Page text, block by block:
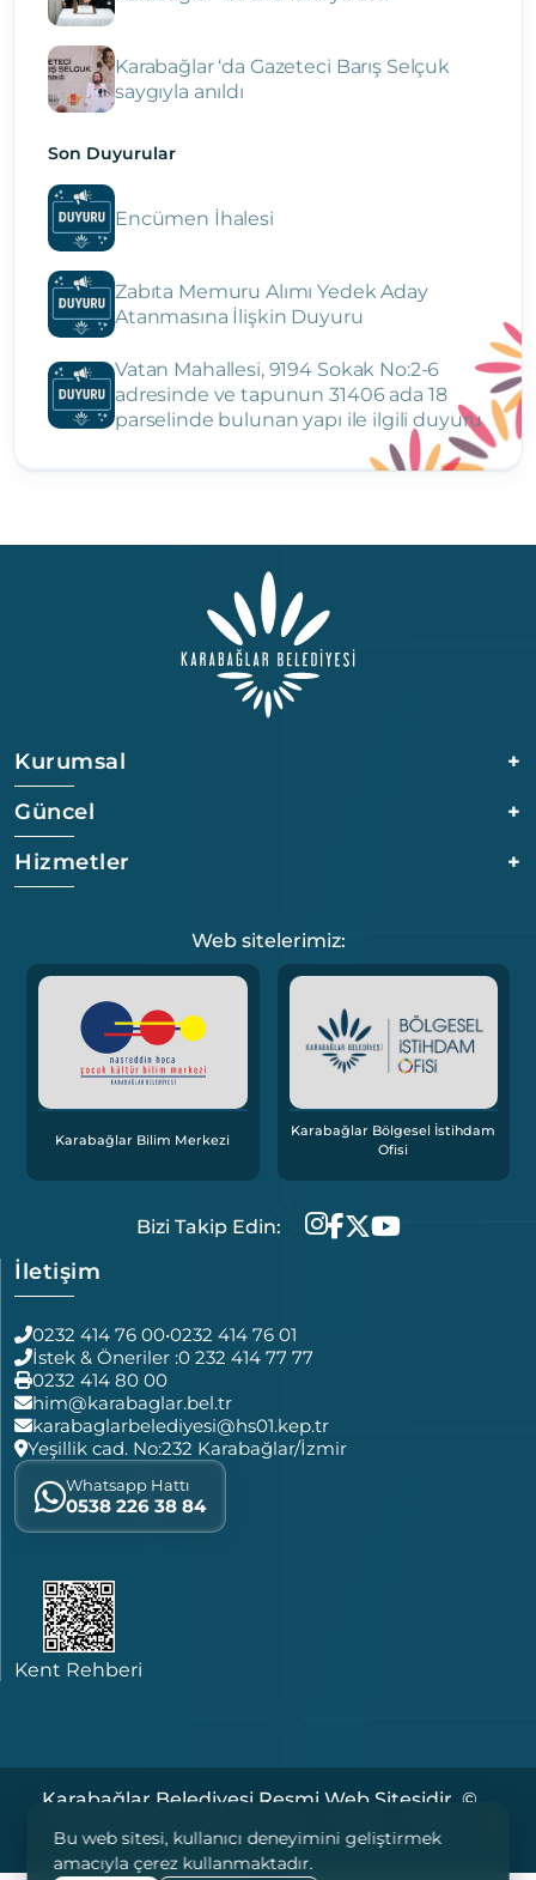
Karabağlar ‘da Gazeteci Barış Selçuk
saygıyla anıldı
Son Duyurular
Encümen İhalesi
Zabıta Memuru Alımı Yedek Aday
Atanmasına İlişkin Duyuru
Vatan Mahallesi, 9194 Sokak No:2-6
adresinde ve tapunun 31406 ada 18
parselinde bulunan yapı ile ilgili duyuru
Kurumsal
+
Güncel
+
Hizmetler
+
Web sitelerimiz:
Karabağlar Bilim Merkezi
Karabağlar Bölgesel İstihdam
Ofisi
Bizi Takip Edin:
İletişim
0232 414 76 00•0232 414 76 01
İstek & Öneriler :0 232 414 77 77
0232 414 80 00
him@karabaglar.bel.tr
karabaglarbelediyesi@hs01.kep.tr
Yeşillik cad. No:232 Karabağlar/İzmir
Whatsapp Hattı
0538 226 38 84
Kent Rehberi
Karabağlar Belediyesi Resmi Web Sitesidir. ©
Yasal Notlar
Bu web sitesi, kullanıcı deneyimini geliştirmek
amacıyla çerez kullanmaktadır.